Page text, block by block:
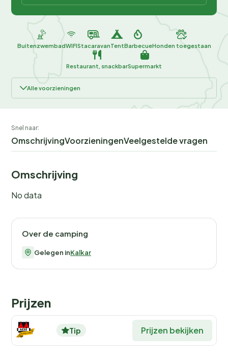
BuitenzwembadWIFIStacaravanTentBarbecueHonden toegestaan
Restaurant, snackbarSupermarkt
Alle voorzieningen
Snel naar:
OmschrijvingVoorzieningenVeelgestelde vragen
Omschrijving
No data
Over de camping
Gelegen inKalkar
Prijzen
Tip Prijzen bekijken